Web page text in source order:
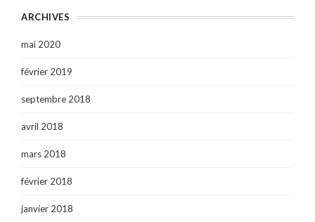
ARCHIVES
mai 2020
février 2019
septembre 2018
avril 2018
mars 2018
février 2018
janvier 2018